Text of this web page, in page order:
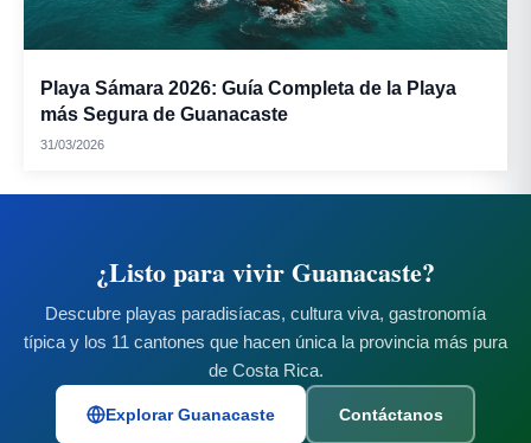
Playa Sámara 2026: Guía Completa de la Playa
más Segura de Guanacaste
31/03/2026
¿Listo para vivir Guanacaste?
Descubre playas paradisíacas, cultura viva, gastronomía
típica y los 11 cantones que hacen única la provincia más pura
de Costa Rica.
Explorar Guanacaste Contáctanos